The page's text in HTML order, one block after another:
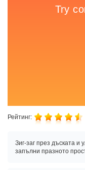
Рейтинг:
Зиг-заг през дъската и
запълни празното